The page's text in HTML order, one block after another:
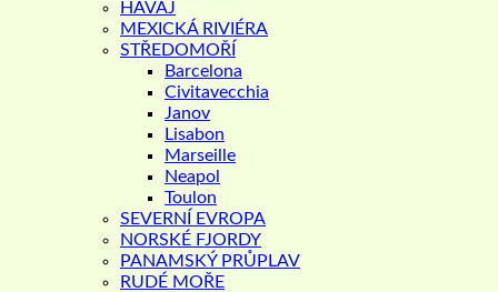
HAVAJ
MEXICKÁ RIVIÉRA
STŘEDOMOŘÍ
Barcelona
Civitavecchia
Janov
Lisabon
Marseille
Neapol
Toulon
SEVERNÍ EVROPA
NORSKÉ FJORDY
PANAMSKÝ PRŮPLAV
RUDÉ MOŘE